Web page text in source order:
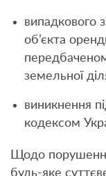
випадкового
об’єкта
земельної
виникнення
кодексом
Щодо
будь-яке